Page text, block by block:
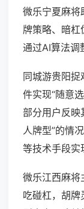
微乐宁夏麻将
牌策略、暗杠
通过AI算法调
同城游贵阳
件实现“随意
部分用户反映
人牌型”的情
等技术手段实
微乐江西麻将
吃碰杠，胡